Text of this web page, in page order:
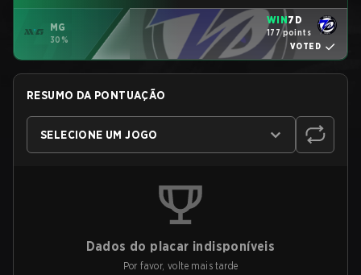
MG
30%
WIN7D
177 points
VOTED
RESUMO DA PONTUAÇÃO
SELECIONE UM JOGO
Dados do placar indisponíveis
Por favor, volte mais tarde